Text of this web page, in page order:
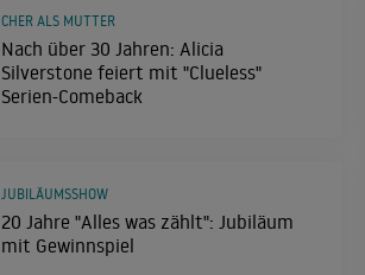
Nach über 30 Jahren: Alicia
Silverstone feiert mit "Clueless"
Serien-Comeback
CHER ALS MUTTER
20 Jahre "Alles was zählt": Jubiläum
mit Gewinnspiel
JUBILÄUMSSHOW